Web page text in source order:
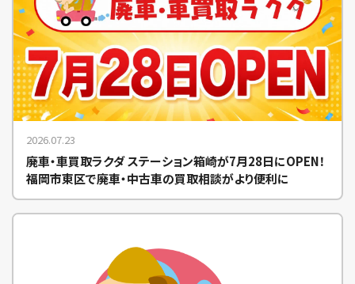
2026.07.23
廃車・車買取ラクダ ステーション箱崎が7月28日にOPEN！
福岡市東区で廃車・中古車の買取相談がより便利に